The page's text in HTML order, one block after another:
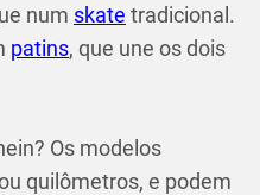
num skate tradicional.
patins, que une os dois
Os modelos
quilômetros, e podem